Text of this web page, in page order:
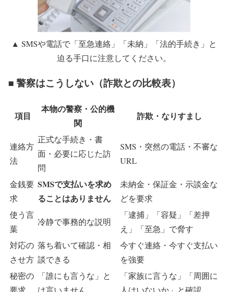
▲ SMSや電話で「至急連絡」「未納」「法的手続き」と
迫る手口に注意してください。
■ 警察はこうしない（詐欺との比較表）
項目
本物の警察・公的機
関
詐欺・なりすまし
連絡方
法
正式な手続き・書
面・必要に応じた訪
問
SMS・突然の電話・不審な
URL
金銭要
求
SMSで支払いを求め
ることはありません
未納金・保証金・示談金な
どを要求
使う言
葉
冷静で事務的な説明
「逮捕」「容疑」「差押
え」「至急」で脅す
対応の
させ方
落ち着いて確認・相
談できる
今すぐ連絡・今すぐ支払い
を強要
秘密の
「誰にも言うな」と
「家族に言うな」「周囲に